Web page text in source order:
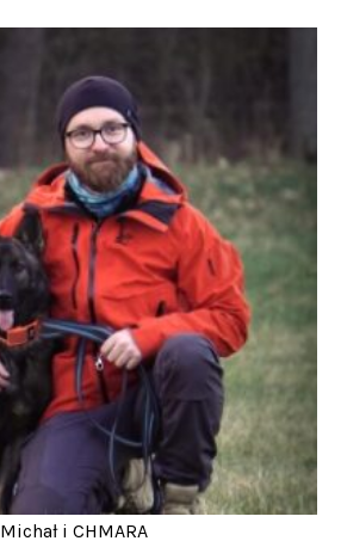
Michał i CHMARA